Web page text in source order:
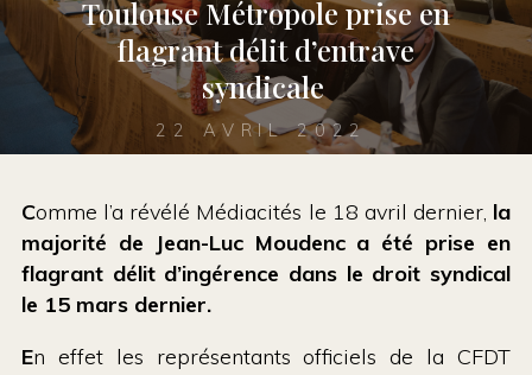
Toulouse Métropole prise en
flagrant délit d’entrave
syndicale
22 AVRIL 2022
Comme l’a révélé Médiacités le 18 avril dernier, la
majorité de Jean-Luc Moudenc a été prise en
flagrant délit d’ingérence dans le droit syndical
le 15 mars dernier.
En effet les représentants officiels de la CFDT